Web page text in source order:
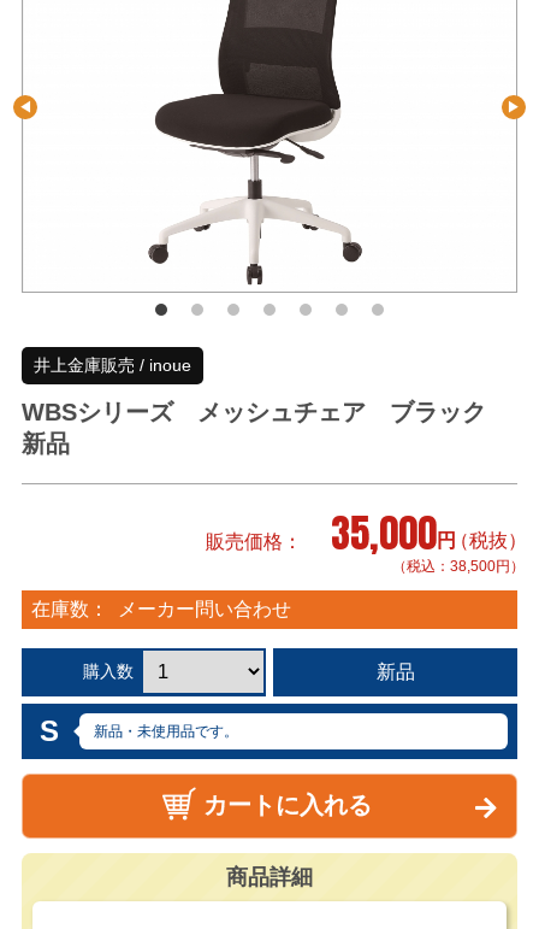
井上金庫販売 / inoue
WBSシリーズ メッシュチェア ブラック
新品
販売価格 35,000円（税抜）
（税込：38,500円）
在庫数： メーカー問い合わせ
購入数 新品
S 新品・未使用品です。
カートに入れる
商品詳細